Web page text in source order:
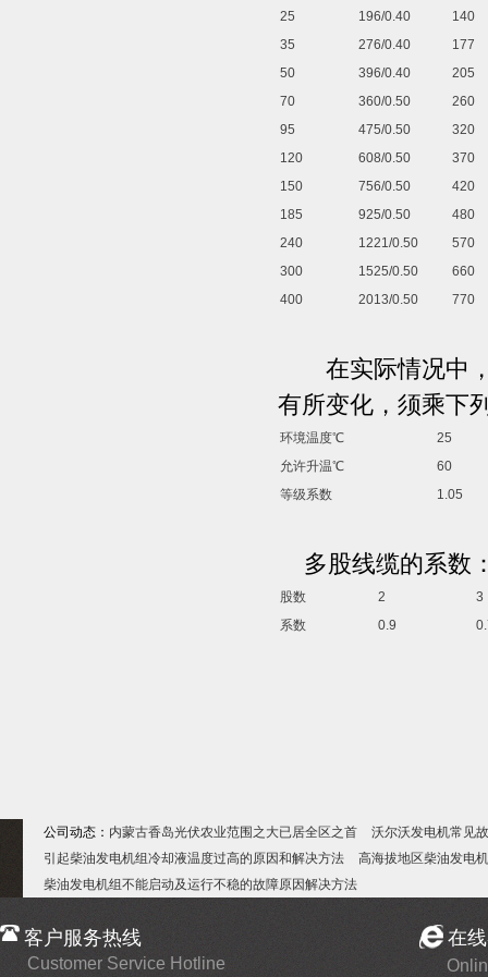
25
196/0.40
140
35
276/0.40
177
50
396/0.40
205
70
360/0.50
260
95
475/0.50
320
120
608/0.50
370
150
756/0.50
420
185
925/0.50
480
240
1221/0.50
570
300
1525/0.50
660
400
2013/0.50 770
在实际情况中，
有所变化，须乘下
环境温度℃
25
允许升温℃
60
等级系数
1.05
多股线缆的系数
股数 2
3
系数
0.9
公司动态： 内蒙古香岛光伏农业范围之大已居全区之首
沃尔沃发电机常见
引起柴油发电机组冷却液温度过高的原因和解决方法
高海拔地区柴油发电
柴油发电机组不能启动及运行不稳的故障原因解决方法
客户服务热线
Customer Service Hotline
在